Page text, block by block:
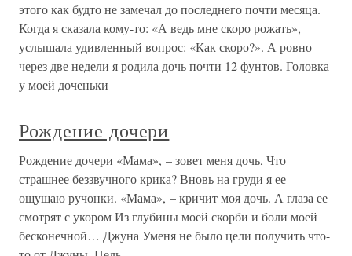
этого как будто не замечал до последнего почти месяца.
Когда я сказала кому-то: «А ведь мне скоро рожать»,
услышала удивленный вопрос: «Как скоро?». А ровно
через две недели я родила дочь почти 12 фунтов. Головка
у моей доченьки
Рождение дочери
Рождение дочери «Мама», – зовет меня дочь, Что
страшнее беззвучного крика? Вновь на груди я ее
ощущаю ручонки. «Мама», – кричит моя дочь. А глаза ее
смотрят с укором Из глубины моей скорби и боли моей
бесконечной… Джуна Уменя не было цели получить что-